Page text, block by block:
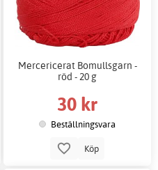
Mercericerat Bomullsgarn -
röd - 20 g
30 kr
Beställningsvara
Köp